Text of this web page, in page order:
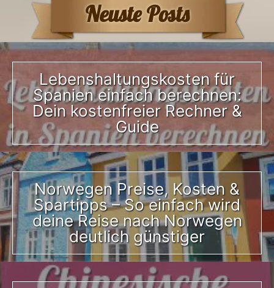
Neuste Posts
Lebenshaltungskosten für
Spanien einfach berechnen:
Dein kostenfreier Rechner &
Guide
Norwegen Preise, Kosten &
Spartipps – So einfach wird
deine Reise nach Norwegen
deutlich günstiger